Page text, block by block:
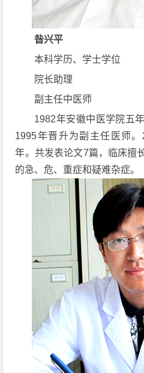
昝兴平
本科学历、学士学位
院长助理
副主任中医师
1982年安徽中医学院五
1995年晋升为副主任医师
年。共发表论文7篇，临床擅
的急、危、重症和疑难杂症。